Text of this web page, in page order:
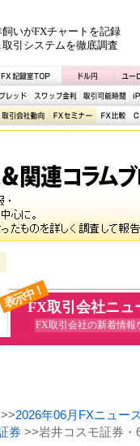
飼いがFXチャートを記録
取引システムを徹底調査
表示中！FX取引会社ニュ
FX取引会社の新着情報
>>2026年06月FXニュー
券 >>岩井コスモ証券